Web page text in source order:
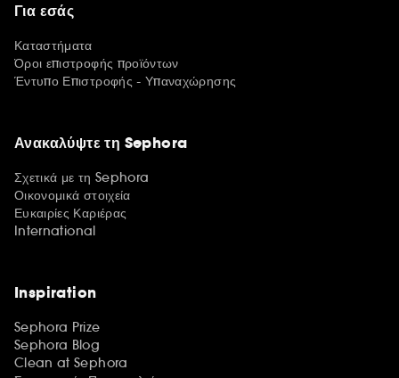
Για εσάς
Καταστήματα
Όροι επιστροφής προϊόντων
Έντυπο Επιστροφής - Υπαναχώρησης
Ανακαλύψτε τη Sephora
Σχετικά με τη Sephora
Οικονομικά στοιχεία
Ευκαιρίες Καριέρας
International
Inspiration
Sephora Prize
Sephora Blog
Clean at Sephora